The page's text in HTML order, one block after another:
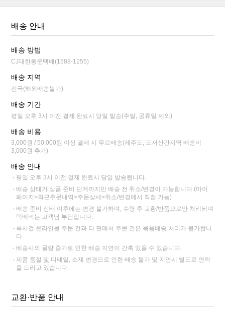
배송 안내
배송 방법
CJ대한통운택배(1588-1255)
배송 지역
전국(해외배송불가)
배송 기간
평일 오후 3시 이전 결제 완료시 당일 발송(주말, 공휴일 제외)
배송 비용
3,000원 / 50,000원 이상 결제 시 무료배송(제주도, 도서산간지역 배송비
3,000원 추가)
배송 안내
평일 오후 3시 이전 결제 완료시 당일 발송됩니다.
배송 상태가 상품 준비 단계까지만 배송 전 취소/변경이 가능합니다.(마이
페이지>최근주문내역>주문상세>취소/변경에서 직접 가능)
배송 준비 상태 이후에는 변경 불가하며, 수령 후 교환/반품으로만 처리되며
택배비는 고객님 부담입니다.
록시걸 온라인몰 주문 건과 타 판매처 주문 건은 묶음배송 처리가 불가합니
다.
배송사의 물량 증가로 인한 배송 지연이 간혹 있을 수 있습니다.
제품 품절 및 디테일, 소재 변경으로 인한 배송 불가 및 지연시 별도로 연락
을 드리고 있습니다.
교환·반품 안내